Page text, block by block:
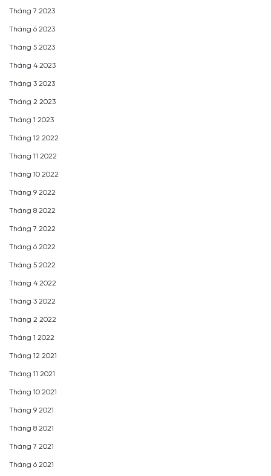
Tháng 7 2023
Tháng 6 2023
Tháng 5 2023
Tháng 4 2023
Tháng 3 2023
Tháng 2 2023
Tháng 1 2023
Tháng 12 2022
Tháng 11 2022
Tháng 10 2022
Tháng 9 2022
Tháng 8 2022
Tháng 7 2022
Tháng 6 2022
Tháng 5 2022
Tháng 4 2022
Tháng 3 2022
Tháng 2 2022
Tháng 1 2022
Tháng 12 2021
Tháng 11 2021
Tháng 10 2021
Tháng 9 2021
Tháng 8 2021
Tháng 7 2021
Tháng 6 2021